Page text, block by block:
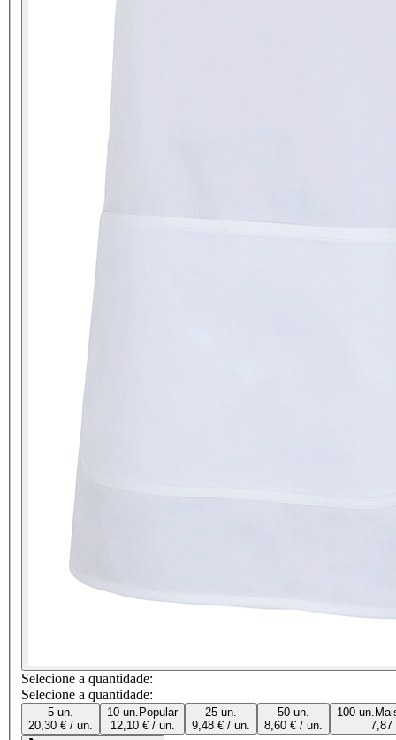
Selecione a quantidade:
Selecione a quantidade:
5 un.
20,30 € / un.
10 un. Popular
12,10 € / un.
25 un.
9,48 € / un.
50 un.
8,60 € / un.
100 un.
7,87